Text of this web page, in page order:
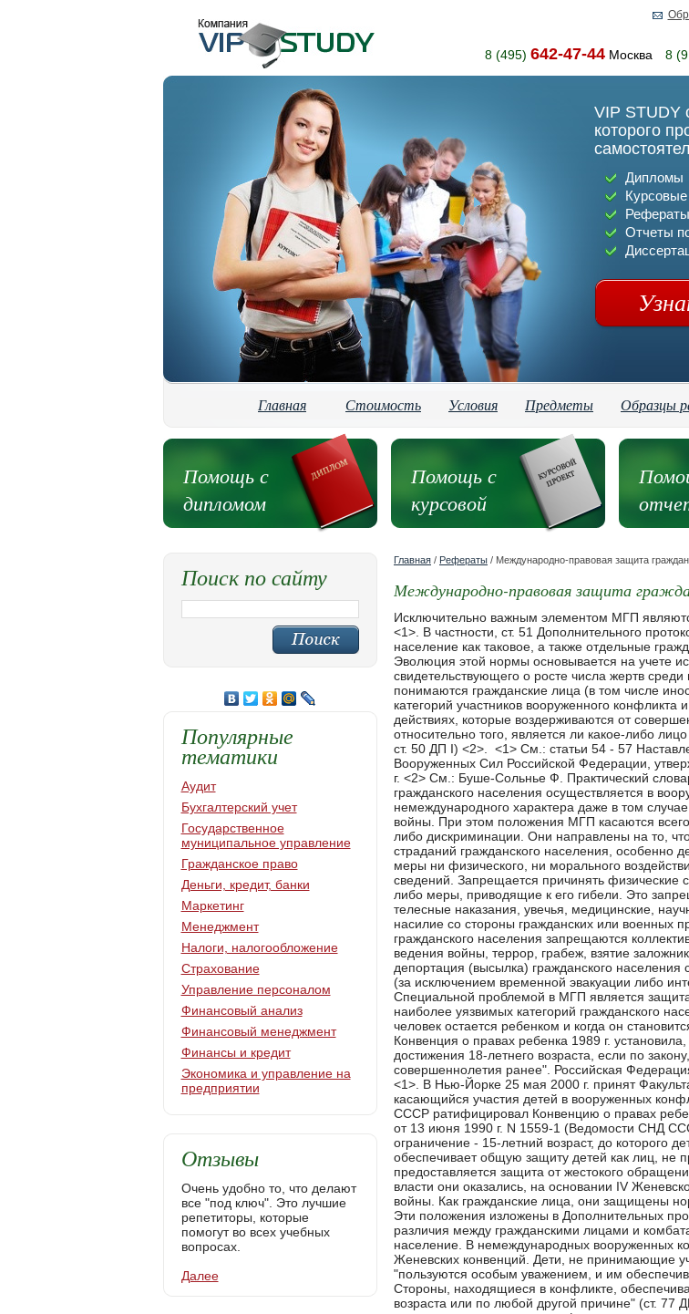
8 (495) 642-47-44Москва 8
VIP STUDY
которого
Дипломы
Курсовые
Рефераты
Отчеты
Главная Стоимость Условия Предметы Образцы
Помощь с
дипломом
Помощь с
курсовой
Главная / Рефераты / Международно-правовая защита
Международно-правовая защита
Исключительно важным элементом МГП являются положения, касающиеся защиты гражданского населения <1>. В частности, ст. 51 Дополнительного протокола I содержит норму, согласно которой "гражданское население как таковое, а также отдельные гражданские лица не должны являться объектами нападений". Эволюция этой нормы основывается на учете исторического опыта вооруженных конфликтов, свидетельствующего о росте числа жертв среди гражданского населения. Под гражданским населением понимаются гражданские лица (в том числе иностранцы и апатриды), не принадлежащие ни к одной из категорий участников вооруженного конфликта и непосредственно не принимающие участия в военных действиях, которые воздерживаются от совершения любых враждебных действий. В случае сомнения относительно того, является ли какое-либо лицо гражданским лицом, оно считается гражданским лицом (п. 1 ст. 50 ДП I) <2>. <1> См.: статьи 54 - 57 Наставления по международному гуманитарному праву для Вооруженных Сил Российской Федерации, утвержденного Приказом Министра обороны РФ от 8 августа 2001 г. <2> См.: Буше-Сольнье Ф. Практический словарь гуманитарного права. С. 105. Правовая защита гражданского населения осуществляется в вооруженных конфликтах как международного, так и немеждународного характера даже в том случае, если одна из воюющих сторон не признает состояния войны. При этом положения МГП касаются всего населения находящихся в конфликте сторон, без какой-либо дискриминации. Они направлены на то, чтобы способствовать смягчению порождаемых войной страданий гражданского населения, особенно детей. К гражданскому населению не должны применяться меры ни физического, ни морального воздействия в целях получения от них или от третьих лиц каких-либо сведений. Запрещается причинять физические страдания гражданскому населению или принимать какие-либо меры, приводящие к его гибели. Это запрещение распространяется не только на убийства, пытки, телесные наказания, увечья, медицинские, научные опыты, но равным образом и на всякое другое грубое насилие со стороны гражданских или военных представителей воюющей стороны. В отношении гражданского населения запрещаются коллективные наказания, использование голода в качестве метода ведения войны, террор, грабеж, взятие заложников. Запрещается под каким бы то ни было предлогом депортация (высылка) гражданского населения с оккупированной территории на любую другую территорию (за исключением временной эвакуации либо интернирования по причинам военного характера). Специальной проблемой в МГП является защита детей в период вооруженных конфликтов (как одной из наиболее уязвимых категорий гражданского населения). Довольно сложно решить вопрос, до какого возраста человек остается ребенком и когда он становится взрослым (как физически, так и по умственному развитию). Конвенция о правах ребенка 1989 г. установила, что таковым "является каждое человеческое существо до достижения 18-летнего возраста, если по закону, применимому к данному ребенку, он не достигает совершеннолетия ранее". Российская Федерация является участницей Конвенции о правах ребенка 1989 г. <1>. В Нью-Йорке 25 мая 2000 г. принят Факультативный протокол к Конвенции о правах ребенка, касающийся участия детей в вооруженных конфликтах, который вступил в силу 12 февраля 2002 г. <1> СССР ратифицировал Конвенцию о правах ребенка (Нью-Йорк, 20 ноября 1989 г.) Постановлением ВС СССР от 13 июня 1990 г. N 1559-1 (Ведомости СНД СССР и ВС СССР. 1990. N 26). В МГП установлено специальное ограничение - 15-летний возраст, до которого дети не могут принимать участие в военных действиях. МГП обеспечивает общую защиту детей как лиц, не принимающих участия в военных действиях. Им предоставляется защита от жестокого обращения со стороны участника вооруженного конфликта, в чьей власти они оказались, на основании IV Женевской конвенции о защите гражданского населения во время войны. Как гражданские лица, они защищены нормами МГП, регламентирующими ведение боевых действий. Эти положения изложены в Дополнительных протоколах и предусматривают необходимость проведения различия между гражданскими лицами и комбатантами, а также запрещают нападение на гражданское население. В немеждународных вооруженных конфликтах они находятся под защитой ст. 3, общей для всех Женевских конвенций. Дети, не принимающие участия в военных
Поиск по сайту
Популярные
тематики
Аудит
Бухгалтерский учет
Государственное
муниципальное управление
Гражданское право
Деньги, кредит, банки
Маркетинг
Менеджмент
Налоги, налогообложение
Страхование
Управление персоналом
Финансовый анализ
Финансовый менеджмент
Финансы и кредит
Экономика и управление на
предприятии
Отзывы
Очень удобно то, что делают
все "под ключ". Это лучшие
репетиторы, которые
помогут во всех учебных
вопросах.
Далее